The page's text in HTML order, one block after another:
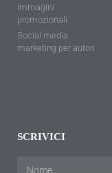
Immagini
promozionali
Social media
marketing per autori
SCRIVICI